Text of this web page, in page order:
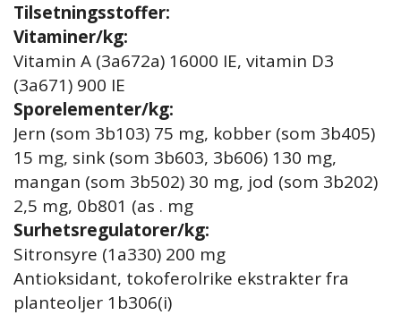
Tilsetningsstoffer:
Vitaminer/kg:
Vitamin A (3a672a) 16000 IE, vitamin D3
(3a671) 900 IE
Sporelementer/kg:
Jern (som 3b103) 75 mg, kobber (som 3b405)
15 mg, sink (som 3b603, 3b606) 130 mg,
mangan (som 3b502) 30 mg, jod (som 3b202)
2,5 mg, 0b801 (as . mg
Surhetsregulatorer/kg:
Sitronsyre (1a330) 200 mg
Antioksidant, tokoferolrike ekstrakter fra
planteoljer 1b306(i)